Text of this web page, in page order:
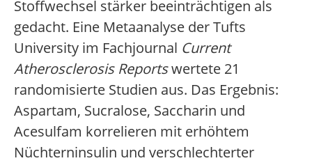
Stoffwechsel stärker beeinträchtigen als
gedacht. Eine Metaanalyse der Tufts
University im Fachjournal Current
Atherosclerosis Reportswertete 21
randomisierte Studien aus. Das Ergebnis:
Aspartam, Sucralose, Saccharin und
Acesulfam korrelieren mit erhöhtem
Nüchterninsulin und verschlechterter